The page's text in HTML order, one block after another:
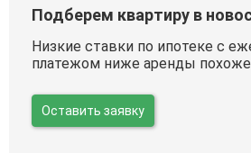
Подберем квартиру в
Низкие ставки по ипотеке с
платежом ниже аренды
Оставить заявку